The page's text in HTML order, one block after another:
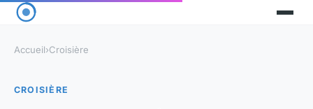
Accueil›Croisière
CROISIÈRE